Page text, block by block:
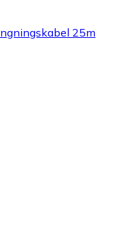
25m